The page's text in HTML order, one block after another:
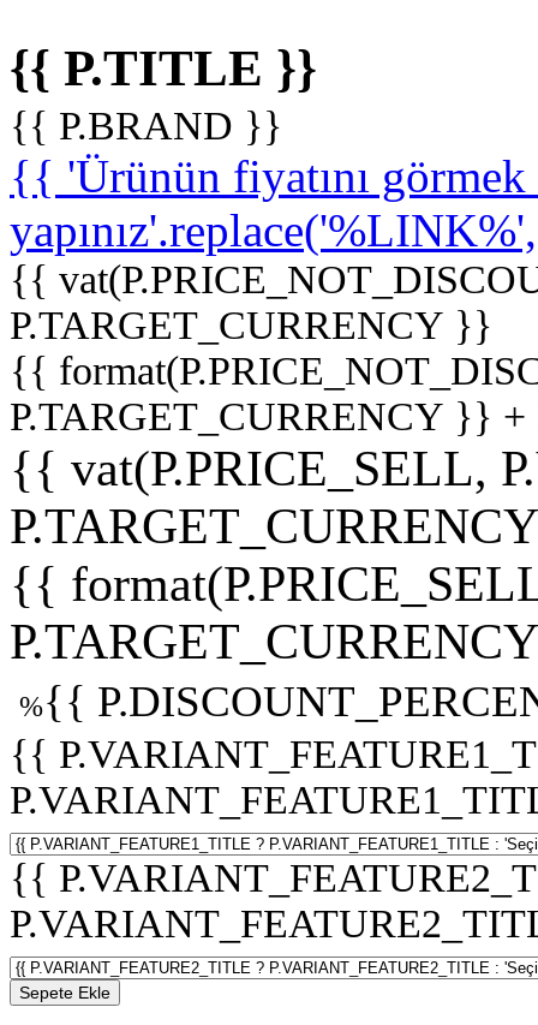
{{ P.TITLE }}
{{ P.BRAND }}
{{ 'Ürünün fiyatını
{{
P.TARGET_CURRENCY }}
{{
P.TARGET_CURRENCY }}
{{ vat(P.PRICE_SELL,
{{
%{{
{{
{{
Sepete Ekle